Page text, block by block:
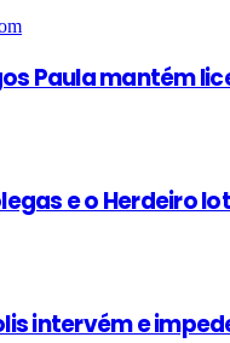
Paula mantém
e o Herdeiro
intervém e